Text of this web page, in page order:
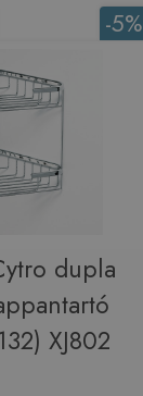
-5%
dupla
XJ802